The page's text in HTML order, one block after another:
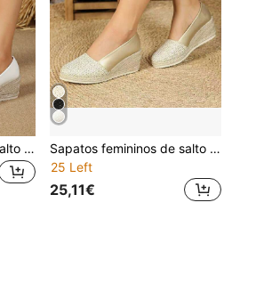
Sapatos femininos de salto cunha 2025, versáteis, biqueira redonda, palha entrançada, decote baixo, estilo europeu e americano, sapatos de salto alto com forro de pele sintética e linho, estilo casual de férias confortável, slip-on, adequados para todas as estações
Sapatos femininos de salto cunha 2025, versáteis, biqueira redonda, palha entrançada, decote baixo, estilo europeu e americano, sapatos de salto alto com forro de pele sintética e linho, estilo casual de férias confortável, slip-on, adequados para todas as estações
25 Left
25,11€